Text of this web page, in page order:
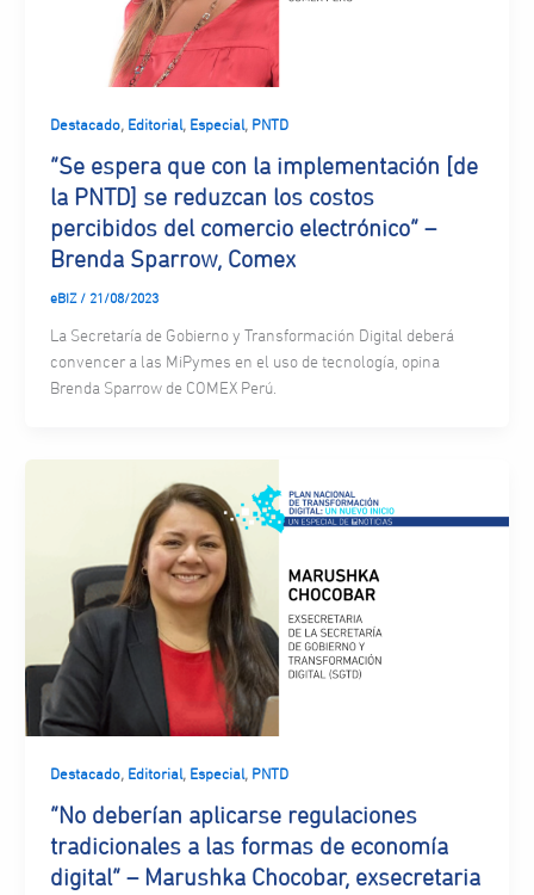
Destacado, Editorial, Especial, PNTD
“Se espera que con la implementación [de
la PNTD] se reduzcan los costos
percibidos del comercio electrónico” –
Brenda Sparrow, Comex
eBIZ / 21/08/2023
La Secretaría de Gobierno y Transformación Digital deberá
convencer a las MiPymes en el uso de tecnología, opina
Brenda Sparrow de COMEX Perú.
Destacado, Editorial, Especial, PNTD
“No deberían aplicarse regulaciones
tradicionales a las formas de economía
digital” – Marushka Chocobar, exsecretaria